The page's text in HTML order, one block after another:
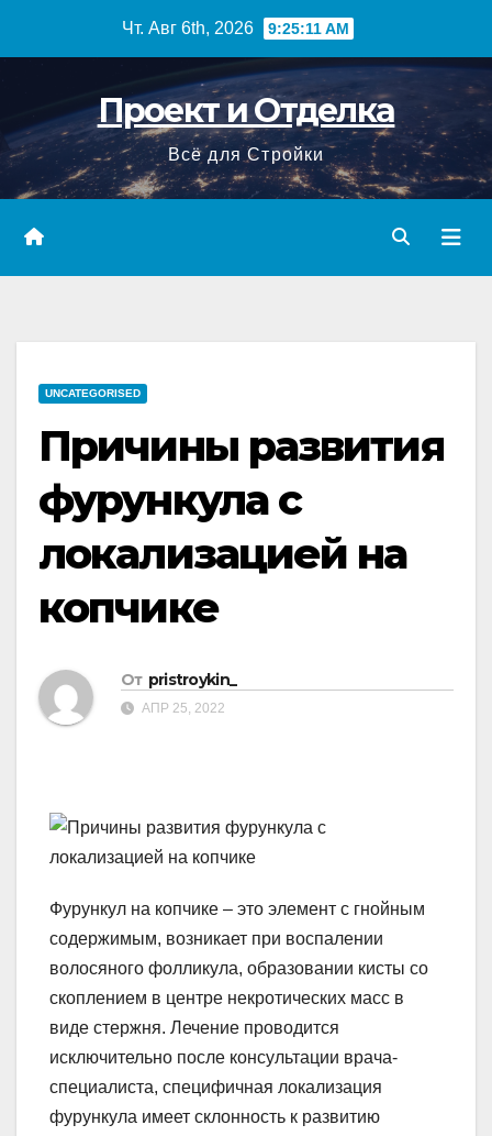
Чт. Авг 6th, 2026 9:25:12 AM
Проект и Отделка
Всё для Стройки
UNCATEGORISED
Причины развития
фурункула с
локализацией на
копчике
От pristroykin_
АПР 25, 2022
Фурункул на копчике – это элемент с гнойным
содержимым, возникает при воспалении
волосяного фолликула, образовании кисты со
скоплением в центре некротических масс в
виде стержня. Лечение проводится
исключительно после консультации врача-
специалиста, специфичная локализация
фурункула имеет склонность к развитию